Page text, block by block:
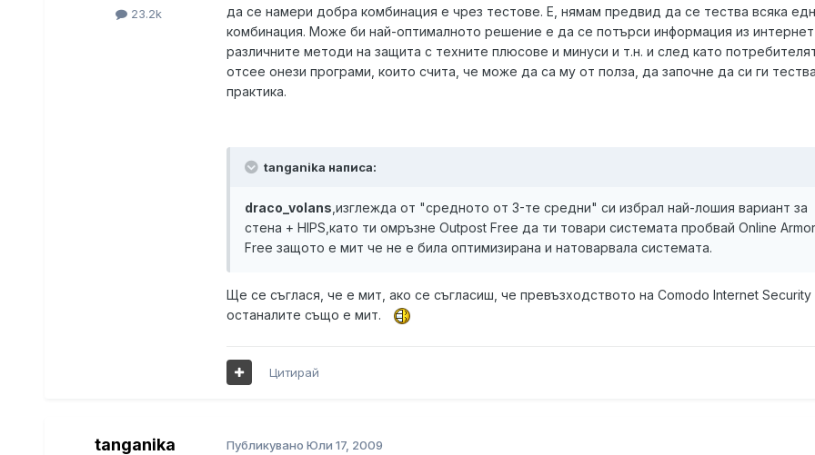
23.2k
да се намери добра комбинация е чрез тестове. Е, нямам предвид да се тества всяка
комбинация. Може би най-оптималното решение е да се потърси информация из интернет
различните методи на защита с техните плюсове и минуси и т.н. и след като
отсее онези програми, които счита, че може да са му от полза, да започне да си ги
практика.
tanganika написа:
draco_volans ,изглежда от "средното от 3-те средни" си избрал най-лошия вариант за
стена + HIPS,като ти омръзне Outpost Free да ти товари системата пробвай Online Armor
Free защото е мит че не е била оптимизирана и натоварвала системата.
Ще се съглася, че е мит, ако се съгласиш, че превъзходството на Comodo Internet Security
останалите също е мит.
Цитирай
tanganika Публикувано Юли 17, 2009